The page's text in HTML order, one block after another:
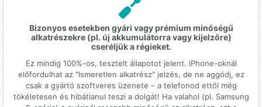
Bizonyos esetekben gyári vagy prémium minőségű
alkatrészekre (pl. új akkumulátorra vagy kijelzőre)
cseréljük a régieket.
Ez mindig 100%-os, tesztelt állapotot jelent. iPhone-oknál
előfordulhat az "Ismeretlen alkatrész" jelzés, de ne aggódj, ez
csak a gyártó szoftveres üzenete – a telefonod ettől még
tökéletesen és hibátlanul teszi a dolgát! Ha valahol (pl. Samsung